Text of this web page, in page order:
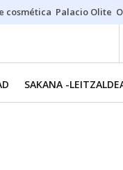
cosmética Palacio Olite
SAKANA -